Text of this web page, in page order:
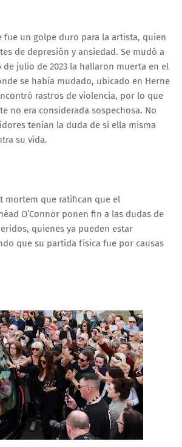
fue un golpe duro para la artista, quien
de depresión y ansiedad. Se mudó a
de julio de 2023 la hallaron muerta en el
se había mudado, ubicado en Herne
rastros de violencia, por lo que
no era considerada sospechosa. No
tenían la duda de si ella misma
su vida.
mortem que ratifican que el
O’Connor ponen fin a las dudas de
quienes ya pueden estar
que su partida física fue por causas